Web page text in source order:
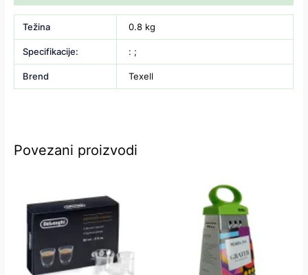
Težina 0.8 kg
Specifikacije: : ;
Brend Texell
Povezani proizvodi